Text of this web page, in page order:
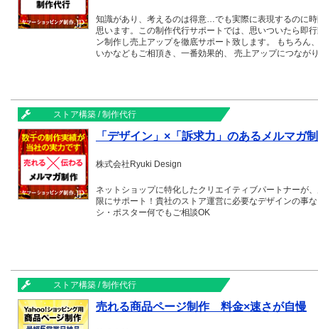
知識があり、考えるのは得意…でも実際に表現するのに
思います。この制作代行サポートでは、思いついたら即
ン制作し売上アップを徹底サポート致します。 もちろ
いかなどもご相頂き、一番効果的、 売上アップにつなが
ストア構築 / 制作代行
「デザイン」×「訴求力」のあるメルマガ
株式会社Ryuki Design
ネットショップに特化したクリエイティブパートナーが
限にサポート！貴社のストア運営に必要なデザインの事
シ・ポスター何でもご相談OK
ストア構築 / 制作代行
売れる商品ページ制作 料金×速さが自慢